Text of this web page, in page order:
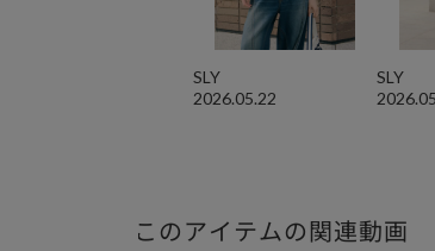
2026.05.22
SLY
SLY
このアイテムの関連動画